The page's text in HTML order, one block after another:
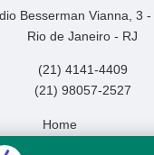
Besserman Vianna, 3
Rio de Janeiro - RJ
(21) 4141-4409
(21) 98057-2527
Home